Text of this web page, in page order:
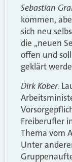
Sebastian
kommen,
sich neu
die „neuen
offen und
geklärt
DirkKober:
Freiberufler
Thema vom
Unter